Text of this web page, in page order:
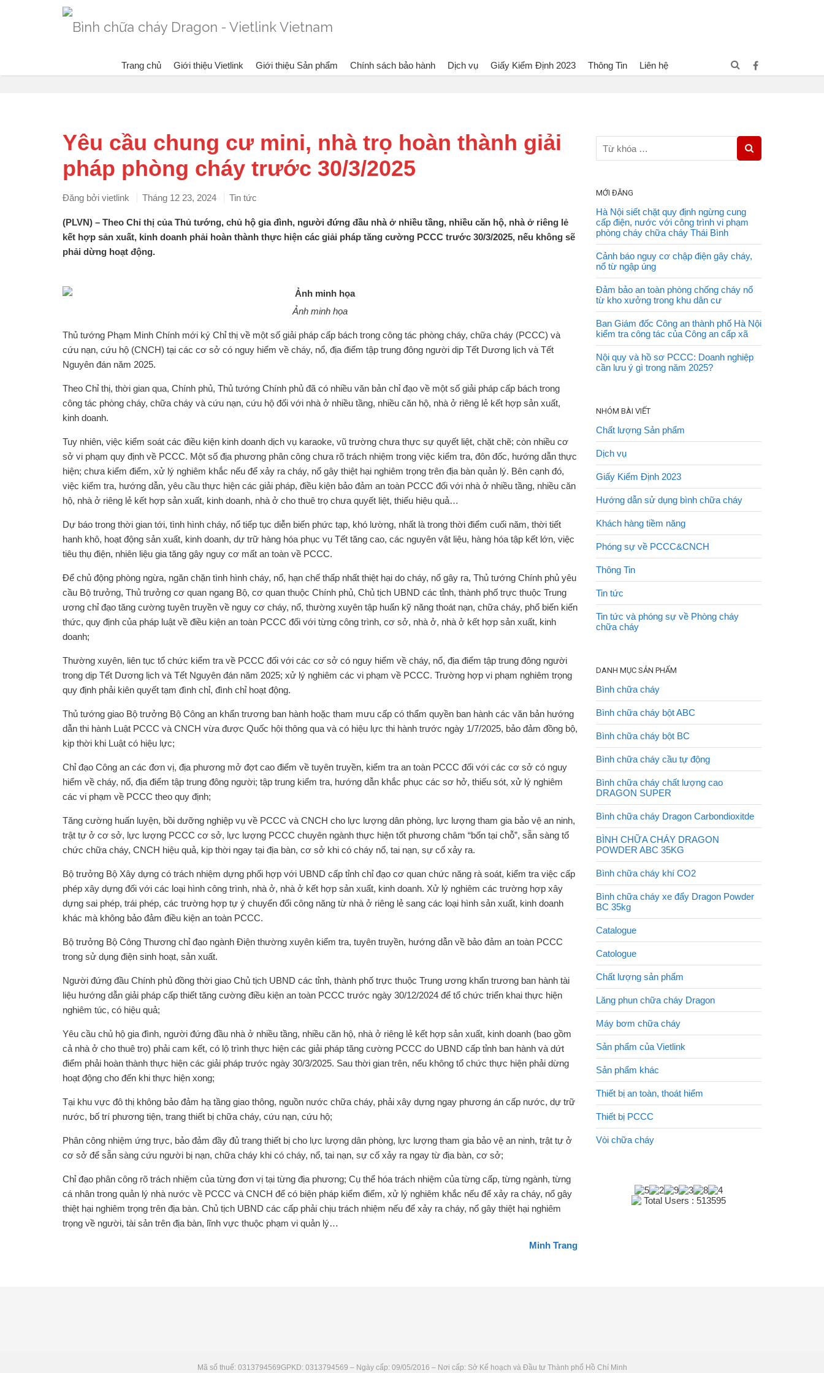
Trang chủ Giới thiệu Vietlink Giới thiệu Sản phẩm Chính sách bảo hành Dịch vụ Giấy Kiểm Định 2023 Thông Tin Liên hệ
Đang xem: Bình chữa cháy Dragon - Vietlink Vietnam Tin tức Yêu cầu chung cư mini, nhà trọ hoàn thành giải pháp phòng cháy trước 30/3/2025
Yêu cầu chung cư mini, nhà trọ hoàn thành giải
pháp phòng cháy trước 30/3/2025
Đăng bởi vietlink Tháng 12 23, 2024 Tin tức
(PLVN) – Theo Chỉ thị của Thủ tướng, chủ hộ gia đình, người đứng đầu nhà ở nhiều tầng, nhiều căn hộ, nhà ở riêng lẻ
kết hợp sản xuất, kinh doanh phải hoàn thành thực hiện các giải pháp tăng cường PCCC trước 30/3/2025, nếu không sẽ
phải dừng hoạt động.
Ảnh minh họa
Thủ tướng Phạm Minh Chính mới ký Chỉ thị về một số giải pháp cấp bách trong công tác phòng cháy, chữa cháy (PCCC) và
cứu nạn, cứu hộ (CNCH) tại các cơ sở có nguy hiểm về cháy, nổ, địa điểm tập trung đông người dịp Tết Dương lịch và Tết
Nguyên đán năm 2025.
Theo Chỉ thị, thời gian qua, Chính phủ, Thủ tướng Chính phủ đã có nhiều văn bản chỉ đạo về một số giải pháp cấp bách trong
công tác phòng cháy, chữa cháy và cứu nạn, cứu hộ đối với nhà ở nhiều tầng, nhiều căn hộ, nhà ở riêng lẻ kết hợp sản xuất,
kinh doanh.
Tuy nhiên, việc kiểm soát các điều kiện kinh doanh dịch vụ karaoke, vũ trường chưa thực sự quyết liệt, chặt chẽ; còn nhiều cơ
sở vi phạm quy định về PCCC. Một số địa phương phân công chưa rõ trách nhiệm trong việc kiểm tra, đôn đốc, hướng dẫn thực
hiện; chưa kiểm điểm, xử lý nghiêm khắc nếu để xảy ra cháy, nổ gây thiệt hại nghiêm trọng trên địa bàn quản lý. Bên cạnh đó,
việc kiểm tra, hướng dẫn, yêu cầu thực hiện các giải pháp, điều kiện bảo đảm an toàn PCCC đối với nhà ở nhiều tầng, nhiều căn
hộ, nhà ở riêng lẻ kết hợp sản xuất, kinh doanh, nhà ở cho thuê trọ chưa quyết liệt, thiếu hiệu quả…
Dự báo trong thời gian tới, tình hình cháy, nổ tiếp tục diễn biến phức tạp, khó lường, nhất là trong thời điểm cuối năm, thời tiết
hanh khô, hoạt động sản xuất, kinh doanh, dự trữ hàng hóa phục vụ Tết tăng cao, các nguyên vật liệu, hàng hóa tập kết lớn, việc
tiêu thụ điện, nhiên liệu gia tăng gây nguy cơ mất an toàn về PCCC.
Để chủ động phòng ngừa, ngăn chặn tình hình cháy, nổ, hạn chế thấp nhất thiệt hại do cháy, nổ gây ra, Thủ tướng Chính phủ yêu
cầu Bộ trưởng, Thủ trưởng cơ quan ngang Bộ, cơ quan thuộc Chính phủ, Chủ tịch UBND các tỉnh, thành phố trực thuộc Trung
ương chỉ đạo tăng cường tuyên truyền về nguy cơ cháy, nổ, thường xuyên tập huấn kỹ năng thoát nạn, chữa cháy, phổ biến kiến
thức, quy định của pháp luật về điều kiện an toàn PCCC đối với từng công trình, cơ sở, nhà ở, nhà ở kết hợp sản xuất, kinh
doanh;
Thường xuyên, liên tục tổ chức kiểm tra về PCCC đối với các cơ sở có nguy hiểm về cháy, nổ, địa điểm tập trung đông người
trong dịp Tết Dương lịch và Tết Nguyên đán năm 2025; xử lý nghiêm các vi phạm về PCCC. Trường hợp vi phạm nghiêm trọng
quy định phải kiên quyết tạm đình chỉ, đình chỉ hoạt động.
Thủ tướng giao Bộ trưởng Bộ Công an khẩn trương ban hành hoặc tham mưu cấp có thẩm quyền ban hành các văn bản hướng
dẫn thi hành Luật PCCC và CNCH vừa được Quốc hội thông qua và có hiệu lực thi hành trước ngày 1/7/2025, bảo đảm đồng bộ,
kịp thời khi Luật có hiệu lực;
Chỉ đạo Công an các đơn vị, địa phương mở đợt cao điểm về tuyên truyền, kiểm tra an toàn PCCC đối với các cơ sở có nguy
hiểm về cháy, nổ, địa điểm tập trung đông người; tập trung kiểm tra, hướng dẫn khắc phục các sơ hở, thiếu sót, xử lý nghiêm
các vi phạm về PCCC theo quy định;
Tăng cường huấn luyện, bồi dưỡng nghiệp vụ về PCCC và CNCH cho lực lượng dân phòng, lực lượng tham gia bảo vệ an ninh,
trật tự ở cơ sở, lực lượng PCCC cơ sở, lực lượng PCCC chuyên ngành thực hiện tốt phương châm “bốn tại chỗ”, sẵn sàng tổ
chức chữa cháy, CNCH hiệu quả, kịp thời ngay tại địa bàn, cơ sở khi có cháy nổ, tai nạn, sự cố xảy ra.
Bộ trưởng Bộ Xây dựng có trách nhiệm dựng phối hợp với UBND cấp tỉnh chỉ đạo cơ quan chức năng rà soát, kiểm tra việc cấp
phép xây dựng đối với các loại hình công trình, nhà ở, nhà ở kết hợp sản xuất, kinh doanh. Xử lý nghiêm các trường hợp xây
dựng sai phép, trái phép, các trường hợp tự ý chuyển đổi công năng từ nhà ở riêng lẻ sang các loại hình sản xuất, kinh doanh
khác mà không bảo đảm điều kiện an toàn PCCC.
Bộ trưởng Bộ Công Thương chỉ đạo ngành Điện thường xuyên kiểm tra, tuyên truyền, hướng dẫn về bảo đảm an toàn PCCC
trong sử dụng điện sinh hoạt, sản xuất.
Người đứng đầu Chính phủ đồng thời giao Chủ tịch UBND các tỉnh, thành phố trực thuộc Trung ương khẩn trương ban hành tài
liệu hướng dẫn giải pháp cấp thiết tăng cường điều kiện an toàn PCCC trước ngày 30/12/2024 để tổ chức triển khai thực hiện
nghiêm túc, có hiệu quả;
Yêu cầu chủ hộ gia đình, người đứng đầu nhà ở nhiều tầng, nhiều căn hộ, nhà ở riêng lẻ kết hợp sản xuất, kinh doanh (bao gồm
cả nhà ở cho thuê trọ) phải cam kết, có lộ trình thực hiện các giải pháp tăng cường PCCC do UBND cấp tỉnh ban hành và dứt
điểm phải hoàn thành thực hiện các giải pháp trước ngày 30/3/2025. Sau thời gian trên, nếu không tổ chức thực hiện phải dừng
hoạt động cho đến khi thực hiện xong;
Tại khu vực đô thị không bảo đảm hạ tầng giao thông, nguồn nước chữa cháy, phải xây dựng ngay phương án cấp nước, dự trữ
nước, bố trí phương tiện, trang thiết bị chữa cháy, cứu nạn, cứu hộ;
Phân công nhiệm ứng trực, bảo đảm đầy đủ trang thiết bị cho lực lượng dân phòng, lực lượng tham gia bảo vệ an ninh, trật tự ở
cơ sở để sẵn sàng cứu người bị nạn, chữa cháy khi có cháy, nổ, tai nạn, sự cố xảy ra ngay từ địa bàn, cơ sở;
Chỉ đạo phân công rõ trách nhiệm của từng đơn vị tại từng địa phương; Cụ thể hóa trách nhiệm của từng cấp, từng ngành, từng
cá nhân trong quản lý nhà nước về PCCC và CNCH để có biện pháp kiểm điểm, xử lý nghiêm khắc nếu để xảy ra cháy, nổ gây
thiệt hại nghiêm trọng trên địa bàn. Chủ tịch UBND các cấp phải chịu trách nhiệm nếu để xảy ra cháy, nổ gây thiệt hại nghiêm
trọng về người, tài sản trên địa bàn, lĩnh vực thuộc phạm vi quản lý…
Minh Trang
MỚI ĐĂNG
Hà Nội siết chặt quy định ngừng cung
cấp điện, nước với công trình vi phạm
phòng cháy chữa cháy Thái Bình
Cảnh báo nguy cơ chập điện gây cháy,
nổ từ ngập úng
Đảm bảo an toàn phòng chống cháy nổ
từ kho xưởng trong khu dân cư
Ban Giám đốc Công an thành phố Hà Nội
kiểm tra công tác của Công an cấp xã
Nội quy và hồ sơ PCCC: Doanh nghiệp
cần lưu ý gì trong năm 2025?
NHÓM BÀI VIẾT
Chất lượng Sản phẩm
Dịch vụ
Giấy Kiểm Định 2023
Hướng dẫn sử dụng bình chữa cháy
Khách hàng tiềm năng
Phóng sự về PCCC&CNCH
Thông Tin
Tin tức
Tin tức và phóng sự về Phòng cháy
chữa cháy
DANH MỤC SẢN PHẨM
Bình chữa cháy
Bình chữa cháy bột ABC
Bình chữa cháy bột BC
Bình chữa cháy cầu tự động
Bình chữa cháy chất lượng cao
DRAGON SUPER
Bình chữa cháy Dragon Carbondioxitde
BÌNH CHỮA CHÁY DRAGON
POWDER ABC 35KG
Bình chữa cháy khí CO2
Bình chữa cháy xe đẩy Dragon Powder
BC 35kg
Catalogue
Catologue
Chất lượng sản phẩm
Lăng phun chữa cháy Dragon
Máy bơm chữa cháy
Sản phẩm của Vietlink
Sản phẩm khác
Thiết bị an toàn, thoát hiểm
Thiết bị PCCC
Vòi chữa cháy
Total Users : 513595
Mã số thuế: 0313794569GPKD: 0313794569 – Ngày cấp: 09/05/2016 – Nơi cấp: Sở Kế hoạch và Đầu tư Thành phố Hồ Chí Minh